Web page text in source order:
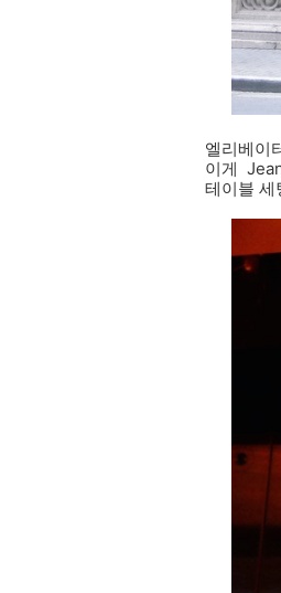
엘리베이
이게
테이블 세